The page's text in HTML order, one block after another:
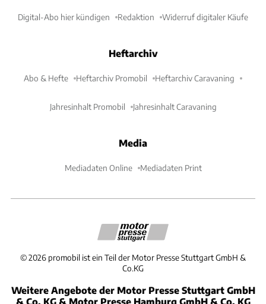
Digital-Abo hier kündigen Redaktion Widerruf digitaler Käufe
Heftarchiv
Abo & Hefte Heftarchiv Promobil Heftarchiv Caravaning
Jahresinhalt Promobil Jahresinhalt Caravaning
Media
Mediadaten Online Mediadaten Print
©2026 promobil ist ein Teil der Motor Presse Stuttgart GmbH &
Co.KG
Weitere Angebote der Motor Presse Stuttgart GmbH
& Co. KG & Motor Presse Hamburg GmbH & Co. KG